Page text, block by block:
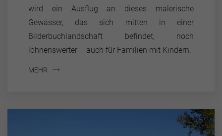
wird ein Ausflug an dieses malerische
Gewässer, das sich mitten in einer
Bilderbuchlandschaft befindet, noch
lohnenswerter – auch für Familien mit Kindern.
MEHR